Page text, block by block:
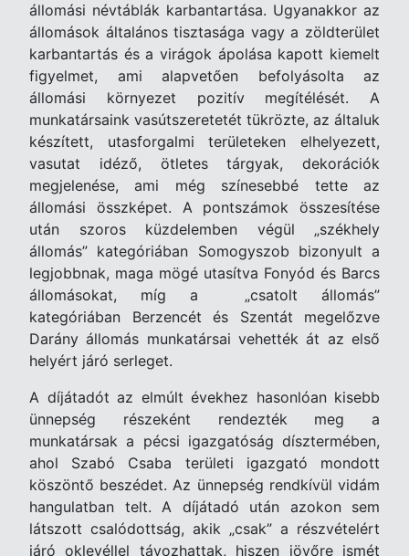
állomási névtáblák karbantartása. Ugyanakkor az
állomások általános tisztasága vagy a zöldterület
karbantartás és a virágok ápolása kapott kiemelt
figyelmet, ami alapvetően befolyásolta az
állomási környezet pozitív megítélését. A
munkatársaink vasútszeretetét tükrözte, az általuk
készített, utasforgalmi területeken elhelyezett,
vasutat idéző, ötletes tárgyak, dekorációk
megjelenése, ami még színesebbé tette az
állomási összképet. A pontszámok összesítése
után szoros küzdelemben végül „székhely
állomás” kategóriában Somogyszob bizonyult a
legjobbnak, maga mögé utasítva Fonyód és Barcs
állomásokat, míg a „csatolt állomás”
kategóriában Berzencét és Szentát megelőzve
Darány állomás munkatársai vehették át az első
helyért járó serleget.
A díjátadót az elmúlt évekhez hasonlóan kisebb
ünnepség részeként rendezték meg a
munkatársak a pécsi igazgatóság dísztermében,
ahol Szabó Csaba területi igazgató mondott
köszöntő beszédet. Az ünnepség rendkívül vidám
hangulatban telt. A díjátadó után azokon sem
látszott csalódottság, akik „csak” a részvételért
járó oklevéllel távozhattak, hiszen jövőre ismét